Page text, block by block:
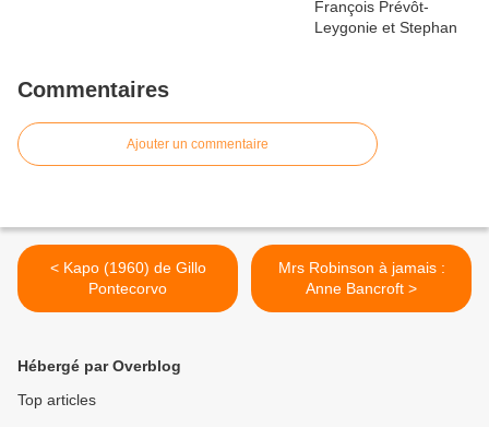
Commentaires
Ajouter un commentaire
< Kapo (1960) de Gillo
Pontecorvo
Mrs Robinson à jamais :
Anne Bancroft >
Hébergé par Overblog
Top articles